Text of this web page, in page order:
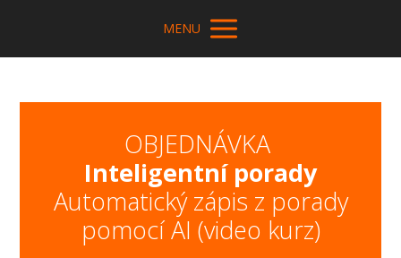
MENU
OBJEDNÁVKA
Inteligentní porady
Automatický zápis z porady
pomocí AI (video kurz)